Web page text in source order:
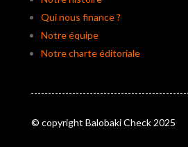
Qui nous finance ?
Notre équipe
Notre charte éditoriale
© copyright Balobaki Check 2025